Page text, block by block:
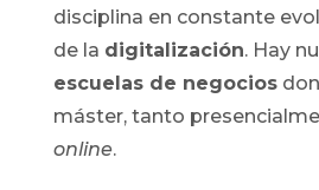
disciplina en constante
de la digitalización. Hay
escuelas de negocios
máster, tanto
online.